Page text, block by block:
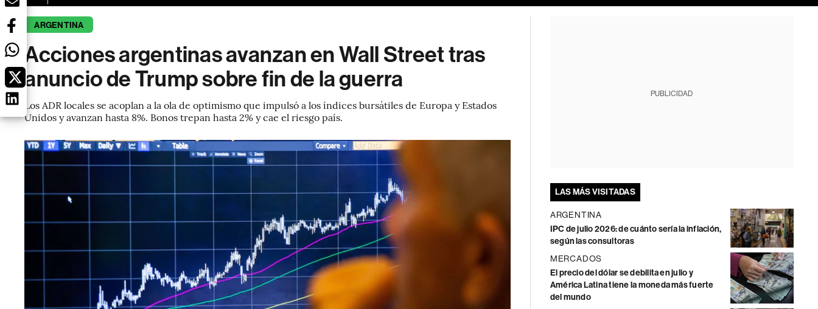
ARGENTINA
Acciones argentinas avanzan en Wall Street tras
anuncio de Trump sobre fin de la guerra
Los ADR locales se acoplan a la ola de optimismo que impulsó a los índices bursátiles de Europa y Estados
Unidos y avanzan hasta 8%. Bonos trepan hasta 2% y cae el riesgo país.
PUBLICIDAD
LAS MÁS VISITADAS
ARGENTINA
IPC de julio 2026: de cuánto sería la inflación,
según las consultoras
MERCADOS
El precio del dólar se debilita en julio y
América Latina tiene la moneda más fuerte
del mundo